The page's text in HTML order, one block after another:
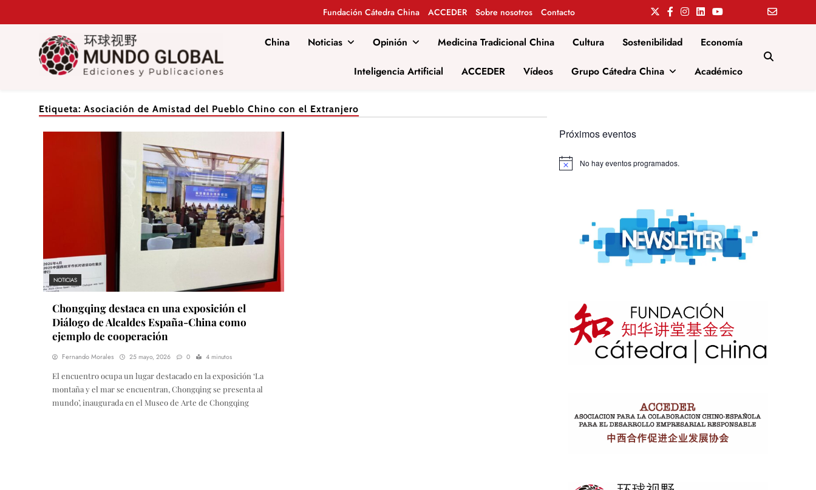
Fundación Cátedra China ACCEDER Sobre nosotros Contacto
Mundo Global
China Noticias Opinión Medicina Tradicional China Cultura Sostenibilidad Economía
Inteligencia Artificial ACCEDER Vídeos Grupo Cátedra China Académico
Etiqueta: Asociación de Amistad del Pueblo Chino con el Extranjero
NOTICIAS
Chongqing destaca en una exposición el
Diálogo de Alcaldes España-China como
ejemplo de cooperación
Fernando Morales 25 mayo, 2026 0 4 minutos
El encuentro ocupa un lugar destacado en la exposición ‘La
montaña y el mar se encuentran, Chongqing se presenta al
mundo’, inaugurada en el Museo de Arte de Chongqing
Próximos eventos
Aviso No hay eventos programados.